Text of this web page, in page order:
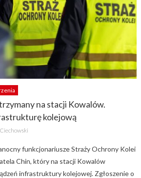
na stacji Kowalów.
kolejową
funkcjonariusze Straży Ochrony Kolei
Chin, który na stacji Kowalów
infrastruktury kolejowej. Zgłoszenie o